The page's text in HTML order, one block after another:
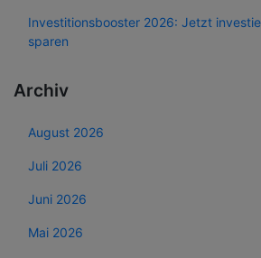
Investitionsbooster 2026: Jetzt
sparen
Archiv
August 2026
Juli 2026
Juni 2026
Mai 2026